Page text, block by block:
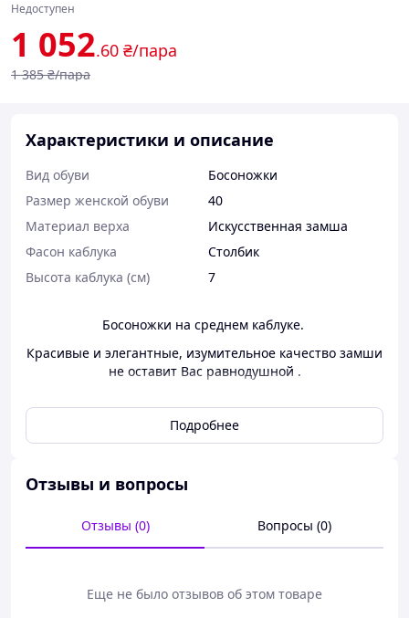
Недоступен
1 052.60 ₴/пара
1 385 ₴/пара
Характеристики и описание
Вид обуви
Босоножки
Размер женской обуви
40
Материал верха
Искусственная замша
Фасон каблука
Столбик
Высота каблука (см)
7
Босоножки на среднем каблуке.
Красивые и элегантные, изумительное качество замши
не оставит Вас равнодушной .
Высота каблука 7см . Застежка через щиколотку .
Размеры полномерные 40 в наличии
Подробнее
Отзывы и вопросы
Отзывы (0) Вопросы (0)
Еще не было отзывов об этом товаре